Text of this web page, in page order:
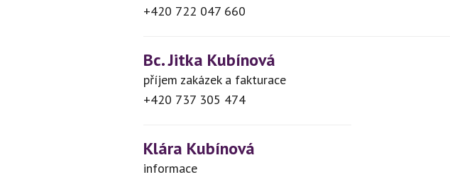
+420 722 047 660
Bc. Jitka Kubínová
příjem zakázek a fakturace
+420 737 305 474
Klára Kubínová
informace